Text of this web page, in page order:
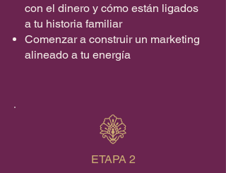
con el dinero y cómo están ligados
a tu historia familiar
Comenzar a construir un marketing
alineado a tu energía
ETAPA 2